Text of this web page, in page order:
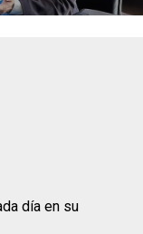
día en su